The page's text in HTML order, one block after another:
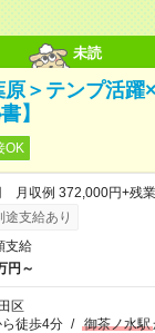
未読
原＞テンプ活躍
】
OK
月収例 372,000円+残
途支給あり
支給
円～
区
徒歩4分 / 御茶ノ水駅